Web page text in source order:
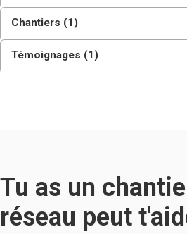
Chantiers (1)
Témoignages (1)
Tu as un
réseau peut